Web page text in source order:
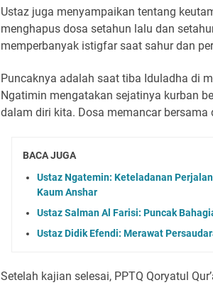
Ustaz juga menyampaikan tentang
menghapus dosa setahun lalu dan
memperbanyak istigfar saat sahur dan
Puncaknya adalah saat tiba Iduladha di
Ngatimin mengatakan sejatinya kurban
dalam diri kita. Dosa memancar
BACA JUGA
Ustaz Ngatemin: Keteladanan
Kaum Anshar
Ustaz Salman Al Farisi: Puncak
Ustaz Didik Efendi: Merawat
Setelah kajian selesai, PPTQ Qoryatul